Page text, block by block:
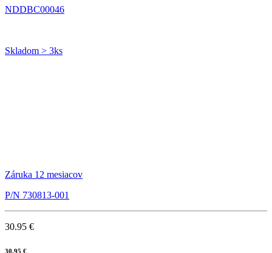
NDDBC00046
Skladom > 3ks
Záruka 12 mesiacov
P/N 730813-001
30.95 €
30.95 €